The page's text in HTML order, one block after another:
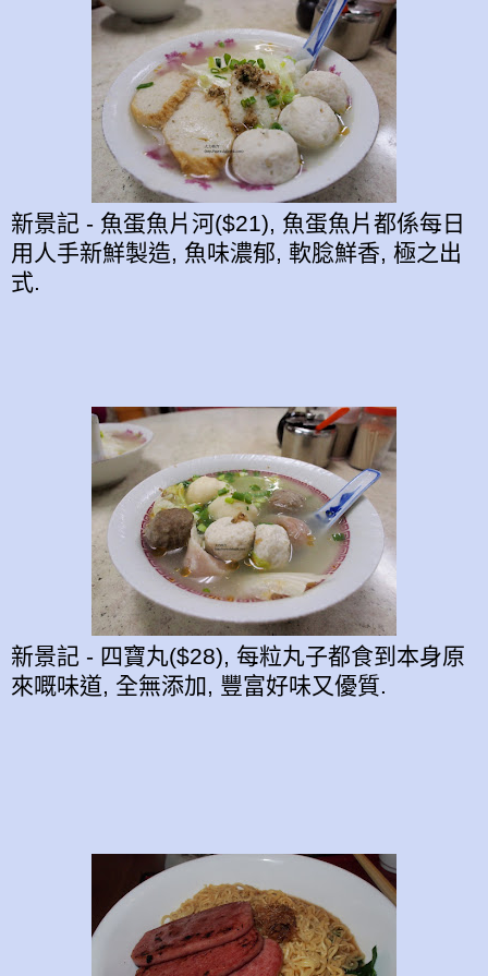
新景記 - 魚蛋魚片河($21), 魚蛋魚片都係每日
用人手新鮮製造, 魚味濃郁, 軟腍鮮香, 極之出
式.
新景記 - 四寶丸($28), 每粒丸子都食到本身原
來嘅味道, 全無添加, 豐富好味又優質.